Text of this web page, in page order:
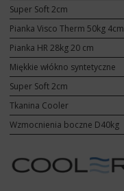
Super Soft 2cm
Pianka Visco Therm 50kg 4cm
Pianka HR 28kg 20 cm
Miękkie włókno syntetyczne
Super Soft 2cm
Tkanina Cooler
Wzmocnienia boczne D40kg